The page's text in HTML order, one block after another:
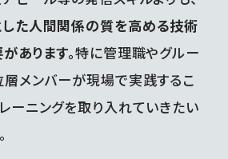
た人間関係の質を高める技術
あります。特に管理職やグルー
メンバーが現場で実践するこ
ーニングを取り入れていきたい